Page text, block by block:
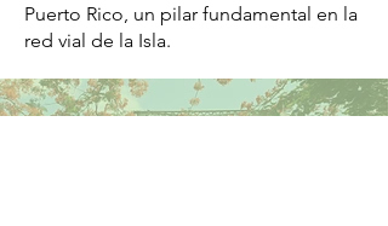
Puerto Rico, un pilar fundamental en la
red vial de la Isla.